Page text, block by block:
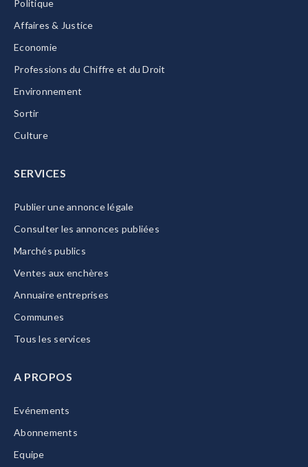
Politique
Affaires & Justice
Economie
Professions du Chiffre et du Droit
Environnement
Sortir
Culture
SERVICES
Publier une annonce légale
Consulter les annonces publiées
Marchés publics
Ventes aux enchères
Annuaire entreprises
Communes
Tous les services
A PROPOS
Evénements
Abonnements
Equipe